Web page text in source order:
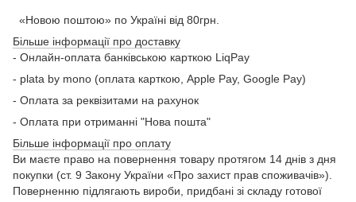
«Новою поштою» по Україні від 80грн.
Більше інформації про доставку
- Онлайн-оплата банківською карткою LiqPay
- plata by mono (оплата карткою, Apple Pay, Google Pay)
- Оплата за реквізитами на рахунок
- Оплата при отриманні "Нова пошта"
Більше інформації про оплату
Ви маєте право на повернення товару протягом 14 днів з дня
покупки (ст. 9 Закону України «Про захист прав споживачів»).
Поверненню підлягають вироби, придбані зі складу готової